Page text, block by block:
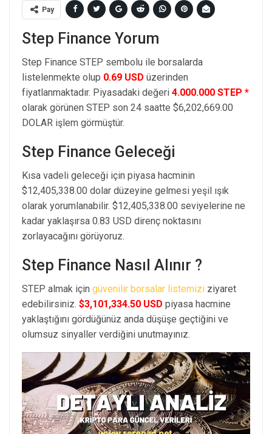
Pay
Step Finance Yorum
Step Finance STEP sembolu ile borsalarda
listelenmekte olup 0.69 USD üzerinden
fiyatlanmaktadır. Piyasadaki değeri 4.000.000 STEP *
olarak görünen STEP son 24 saatte $6,202,669.00
DOLAR işlem görmüştür.
Step Finance Geleceği
Kısa vadeli geleceği için piyasa hacminin
$12,405,338.00 dolar düzeyine gelmesi yeşil ışık
olarak yorumlanabilir. $12,405,338.00 seviyelerine ne
kadar yaklaşırsa 0.83 USD direnç noktasını
zorlayacağını görüyoruz.
Step Finance Nasıl Alınır ?
STEP almak için güvenilir borsalar listemizi ziyaret
edebilirsiniz. $3,101,334.50 USD piyasa hacmine
yaklaştığını gördüğünüz anda düşüşe geçtiğini ve
olumsuz sinyaller verdiğini unutmayınız.